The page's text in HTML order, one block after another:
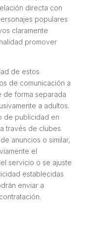
directa con
populares
claramente
promover
de estos
de comunicación a
de forma separada
a adultos.
de publicidad en
través de clubes
anuncios o similar,
el
servicio o se ajuste
establecidas
enviar a